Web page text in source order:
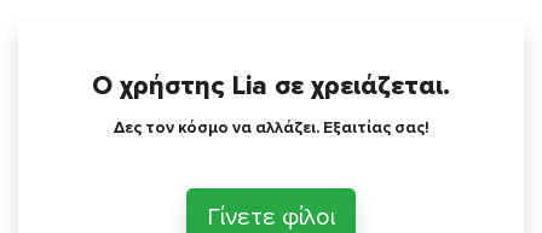
Ο χρήστης Lia σε χρειάζεται.
Δες τον κόσμο να αλλάζει. Εξαιτίας σας!
Γίνετε φίλοι